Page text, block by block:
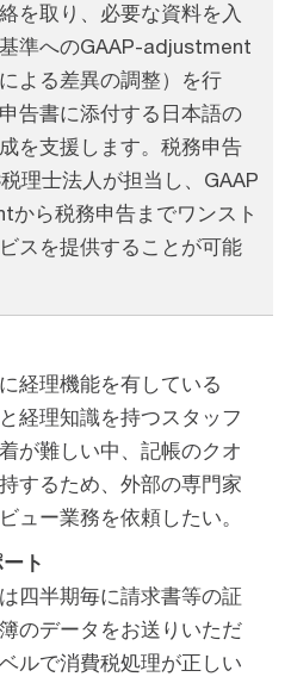
を取り、必要な資料を入
準へのGAAP-adjustment
による差異の調整）を行
告書に添付する日本語の
を支援します。税務申告
理士法人が担当し、GAAP
ら税務申告までワンスト
スを提供することが可能
経理機能を有している
経理知識を持つスタッフ
が難しい中、記帳のクオ
するため、外部の専門家
ュー業務を依頼したい。
ト
四半期毎に請求書等の証
のデータをお送りいただ
ルで消費税処理が正しい